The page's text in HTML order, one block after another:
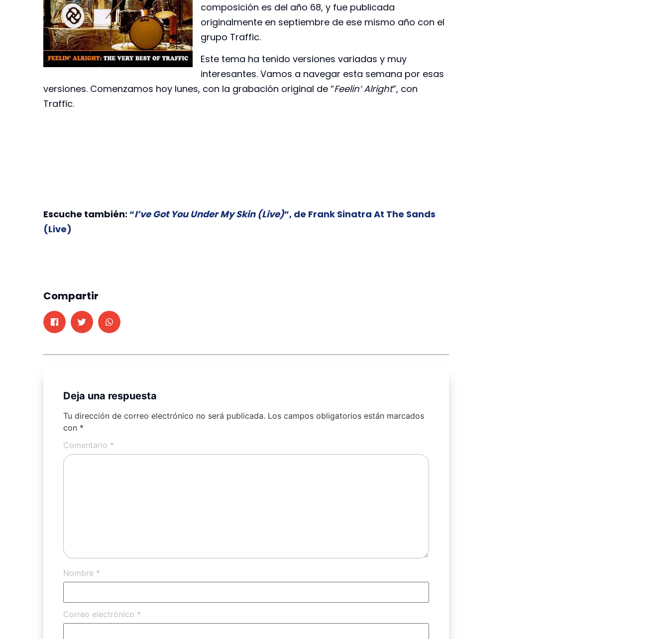
composición es del año 68, y fue publicada
originalmente en septiembre de ese mismo año con el
grupo Traffic.
Este tema ha tenido versiones variadas y muy
interesantes. Vamos a navegar esta semana por esas
versiones. Comenzamos hoy lunes, con la grabación original de “Feelin’ Alright”, con
Traffic.
Escuche también: “I’ve Got You Under My Skin (Live)”, de Frank Sinatra At The Sands
(Live)
Compartir
Deja una respuesta
Tu dirección de correo electrónico no será publicada. Los campos obligatorios están marcados
con *
Comentario *
Nombre *
Correo electrónico *